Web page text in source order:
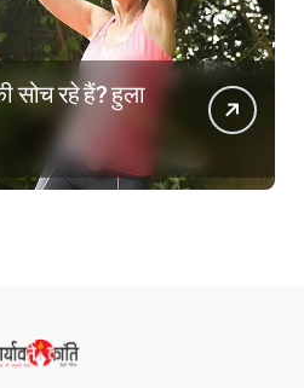
सोच रहे हैं? हुला